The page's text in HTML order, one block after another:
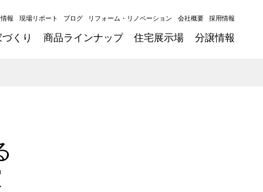
報 現場リポート ブログ リフォーム・リノベーション 会社概要 採用情報
くり 商品ラインナップ 住宅展示場 分譲情報